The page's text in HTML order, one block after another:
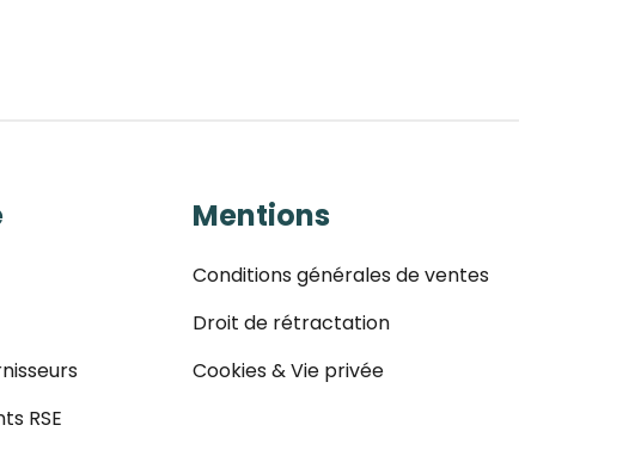
RSE
Mentions
Conditions générales de ventes
Droit de rétractation
Cookies & Vie privée